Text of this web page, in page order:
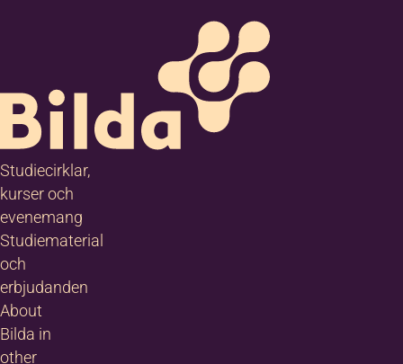
Studiecirklar,
kurser och
evenemang
Studiematerial
och
erbjudanden
About
Bilda in
other